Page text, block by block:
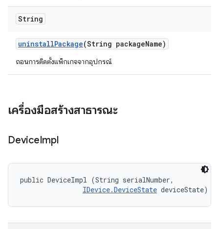
String
uninstallPackage(String packageName)
ถอนการติดตั้งแพ็กเกจจากอุปกรณ์
เครื่องมือสร้างสาธารณะ
DeviceImpl
public DeviceImpl (String serialNumber,
IDevice.DeviceState deviceState)